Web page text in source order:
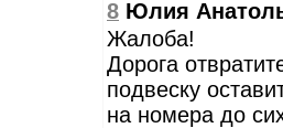
8 Юлия
Жалоба!
Дорога
подвеску
на номера до